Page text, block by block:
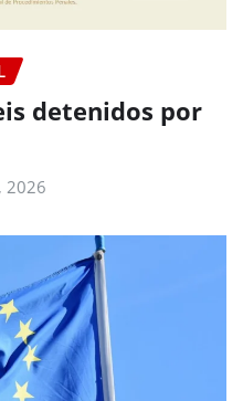
detenidos por
2026